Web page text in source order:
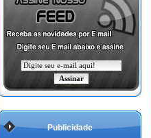
Publicidade